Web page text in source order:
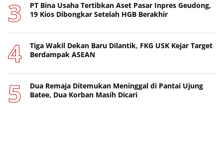
PT Bina Usaha Tertibkan Aset Pasar Inpres Geudong,
19 Kios Dibongkar Setelah HGB Berakhir
Tiga Wakil Dekan Baru Dilantik, FKG USK Kejar Target
Berdampak ASEAN
Dua Remaja Ditemukan Meninggal di Pantai Ujung
Batee, Dua Korban Masih Dicari